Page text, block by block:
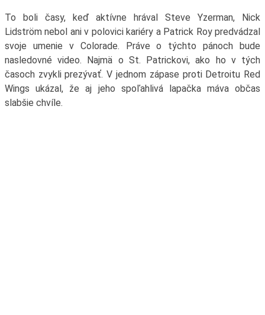
To boli časy, keď aktívne hrával Steve Yzerman, Nick
Lidström nebol ani v polovici kariéry a Patrick Roy predvádzal
svoje umenie v Colorade. Práve o týchto pánoch bude
nasledovné video. Najmä o St. Patrickovi, ako ho v tých
časoch zvykli prezývať. V jednom zápase proti Detroitu Red
Wings ukázal, že aj jeho spoľahlivá lapačka máva občas
slabšie chvíle.